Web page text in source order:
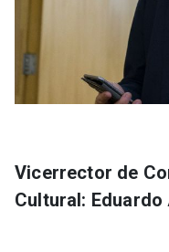
Vicerrector de
Cultural: